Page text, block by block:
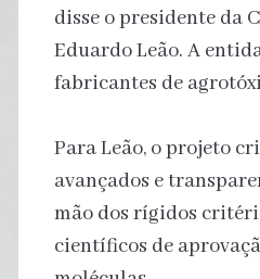
disse o presidente da
Eduardo Leão. A
fabricantes de
Para Leão, o projeto
avançados e
mão dos rígidos
científicos de